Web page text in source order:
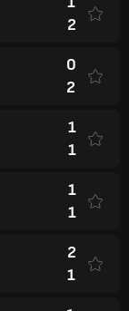
2
0
2
1
1
1
1
2
1